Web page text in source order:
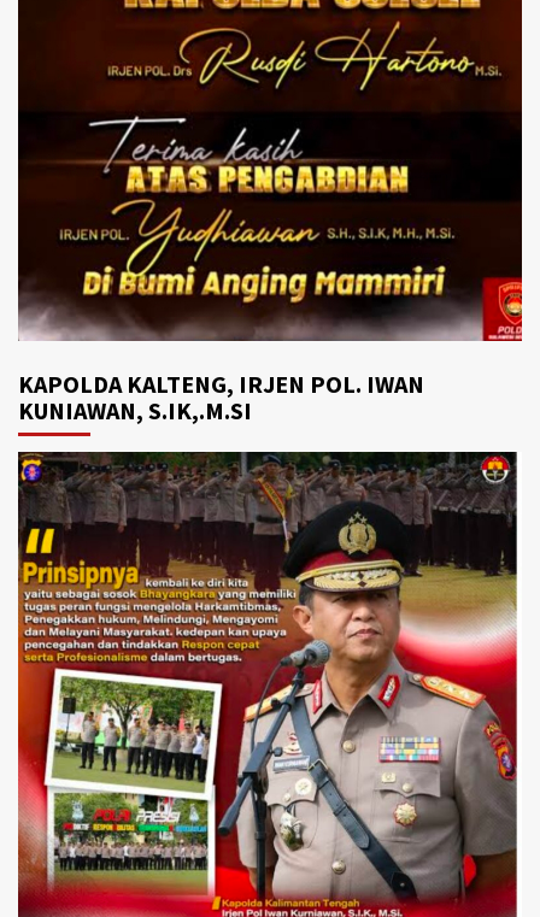
KAPOLDA KALTENG, IRJEN POL. IWAN
KUNIAWAN, S.IK,.M.SI